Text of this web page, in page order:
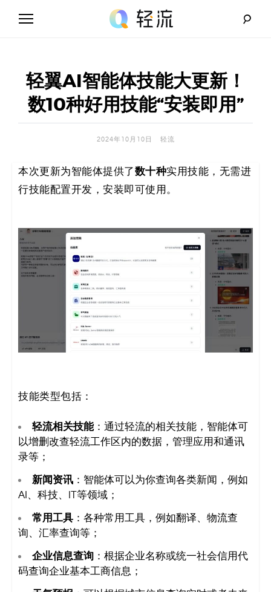
流
_
A
无
码
解
案
低
代
码
_
零
代
码
案
轻翼AI智能体技能大更新！
数10种好用技能“安装即用”
2024年10月10日 轻流
本次更新为智能体提供了数十种实用技能，无需进
行技能配置开发，安装即可使用。
技能类型包括：
轻流相关技能：通过轻流的相关技能，智能体可
以增删改查轻流工作区内的数据，管理应用和通讯
录等；
新闻资讯：智能体可以为你查询各类新闻，例如
AI、科技、IT等领域；
常用工具：各种常用工具，例如翻译、物流查
询、汇率查询等；
企业信息查询 ：根据企业名称或统一社会信用代
码查询企业基本工商信息；